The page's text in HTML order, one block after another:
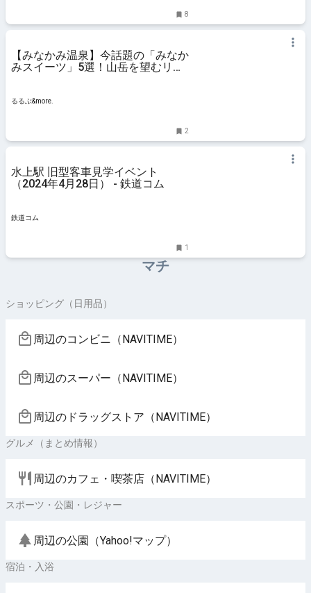
8
【みなかみ温泉】今話題の「みなか
みスイーツ」5選！山岳を望むリゾ
るるぶ&more.
2
水上駅 旧型客車見学イベント
（2024年4月28日） - 鉄道コム
鉄道コム
1
マチ
ショッピング（日用品）
周辺のコンビニ（NAVITIME）
周辺のスーパー（NAVITIME）
周辺のドラッグストア（NAVITIME）
グルメ（まとめ情報）
周辺のカフェ・喫茶店（NAVITIME）
スポーツ・公園・レジャー
周辺の公園（Yahoo!マップ）
宿泊・入浴